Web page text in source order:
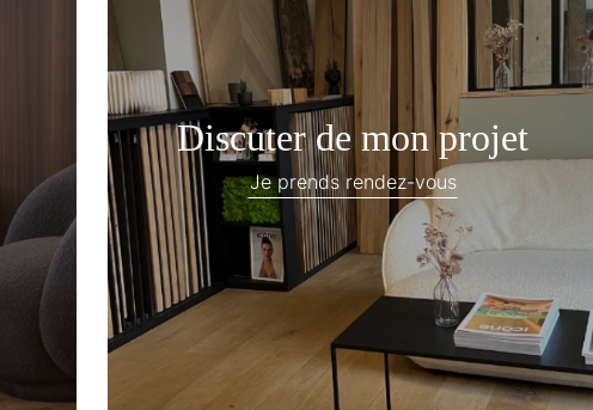
Discuter de mon projet
Je prends rendez-vous